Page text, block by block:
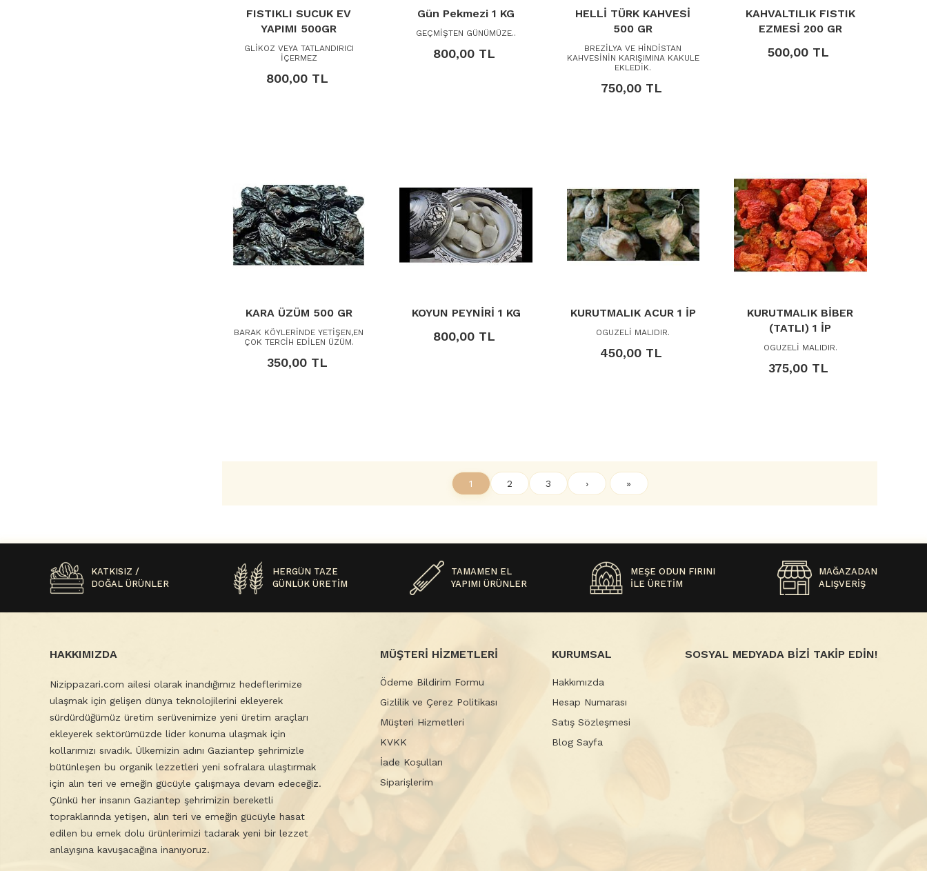
FISTIKLI SUCUK EV
YAPIMI 500GR
GLİKOZ VEYA TATLANDIRICI
İÇERMEZ
800,00 TL
Gün Pekmezi 1 KG
GEÇMİŞTEN GÜNÜMÜZE..
800,00 TL
HELLİ TÜRK KAHVESİ
500 GR
BREZİLYA VE HİNDİSTAN
KAHVESİNİN KARIŞIMINA KAKULE
EKLEDİK.
750,00 TL
KAHVALTILIK FISTIK
EZMESİ 200 GR
500,00 TL
KARA ÜZÜM 500 GR
BARAK KÖYLERİNDE YETİŞEN,EN
ÇOK TERCİH EDİLEN ÜZÜM.
350,00 TL
KOYUN PEYNİRİ 1 KG
800,00 TL
KURUTMALIK ACUR 1 İP
OGUZELİ MALIDIR.
450,00 TL
KURUTMALIK BİBER
(TATLI) 1 İP
OGUZELİ MALIDIR.
375,00 TL
1 2 3 › »
KATKISIZ /
DOĞAL ÜRÜNLER
HERGÜN TAZE
GÜNLÜK ÜRETİM
TAMAMEN EL
YAPIMI ÜRÜNLER
MEŞE ODUN FIRINI
İLE ÜRETİM
MAĞAZADAN
ALIŞVERİŞ
HAKKIMIZDA
Nizippazari.com ailesi olarak inandığımız hedeflerimize
ulaşmak için gelişen dünya teknolojilerini ekleyerek
sürdürdüğümüz üretim serüvenimize yeni üretim araçları
ekleyerek sektörümüzde lider konuma ulaşmak için
kollarımızı sıvadık. Ülkemizin adını Gaziantep şehrimizle
bütünleşen bu organik lezzetleri yeni sofralara ulaştırmak
için alın teri ve emeğin gücüyle çalışmaya devam edeceğiz.
Çünkü her insanın Gaziantep şehrimizin bereketli
topraklarında yetişen, alın teri ve emeğin gücüyle hasat
edilen bu emek dolu ürünlerimizi tadarak yeni bir lezzet
anlayışına kavuşacağına inanıyoruz.
MÜŞTERİ HİZMETLERİ
Ödeme Bildirim Formu
Gizlilik ve Çerez Politikası
Müşteri Hizmetleri
KVKK
İade Koşulları
Siparişlerim
KURUMSAL
Hakkımızda
Hesap Numarası
Satış Sözleşmesi
Blog Sayfa
SOSYAL MEDYADA BİZİ TAKİP EDİN!